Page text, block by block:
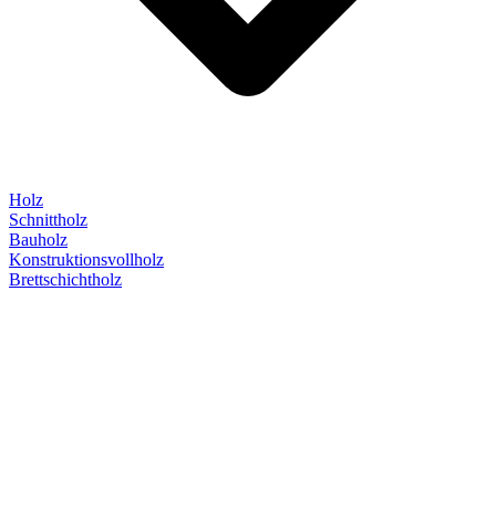
Holz
Schnittholz
Bauholz
Konstruktionsvollholz
Brettschichtholz